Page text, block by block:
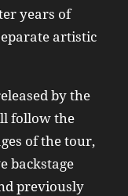
years of
artistic
by the
follow the
of the tour,
backstage
previously